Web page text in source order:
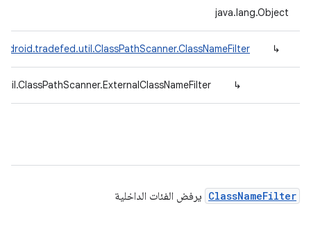
java.lang.Object
↳
↳
ClassNameFilter يرفض الفئات الداخلية